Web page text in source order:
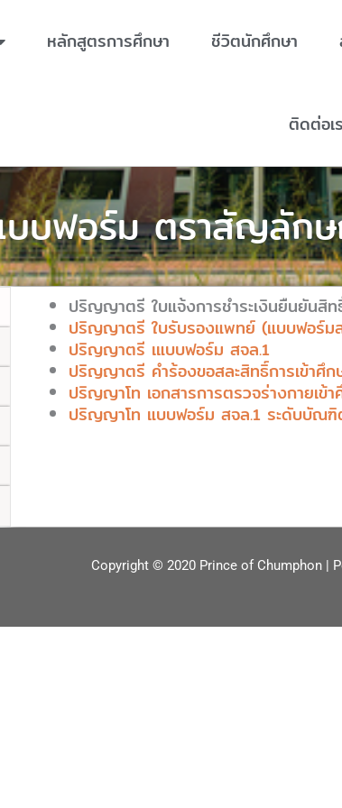
หลักสูตรการศึกษา ชีวิตนักศึกษา
ติดต่อเ
บบฟอร์ม ตราสัญลัก
ปริญญาตรี ใบแจ้งการชําระเงินยืนยันสิท
ปริญญาตรี ใบรับรองแพทย์ (แบบฟอร์ม
ปริญญาตรี เแบบฟอร์ม สจล.1
ปริญญาตรี คำร้องขอสละสิทธิ์การเข้าศึ
ปริญญาโท เอกสารการตรวจร่างกายเ
ปริญญาโท แบบฟอร์ม สจล.1 ระดับบัณฑิ
Copyright © 2020 Prince of Chumphon |